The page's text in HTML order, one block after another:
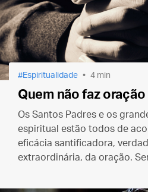
Espiritualidade 4 min
Quem não faz
Os Santos Padres e os
espiritual estão todos de
eficácia santificadora,
extraordinária, da oração.